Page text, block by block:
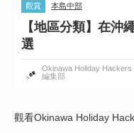
觀賞 本島中部
【地區分類】在沖
選
Okinawa Holiday Hackers
編集部
觀看Okinawa Holiday